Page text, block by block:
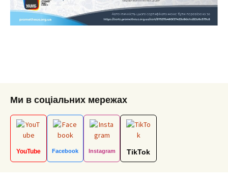
Ми в соціальних мережах
YouTube Facebook Instagram TikTok